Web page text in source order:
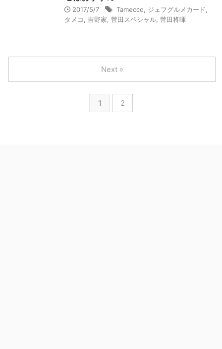
2017/5/7 Tamecco ジェフグルメカード
タメコ
吉野家 菅田スペシャル 菅田将暉
1 2
Next »